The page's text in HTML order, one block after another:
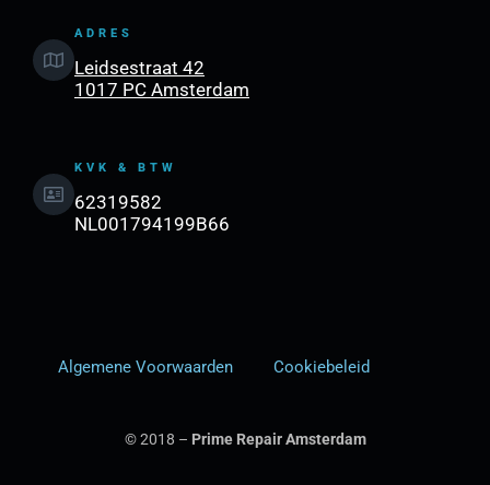
ADRES
Leidsestraat 42
1017 PC Amsterdam
KVK & BTW
62319582
NL001794199B66
Algemene Voorwaarden Cookiebeleid
© 2018 – Prime Repair Amsterdam